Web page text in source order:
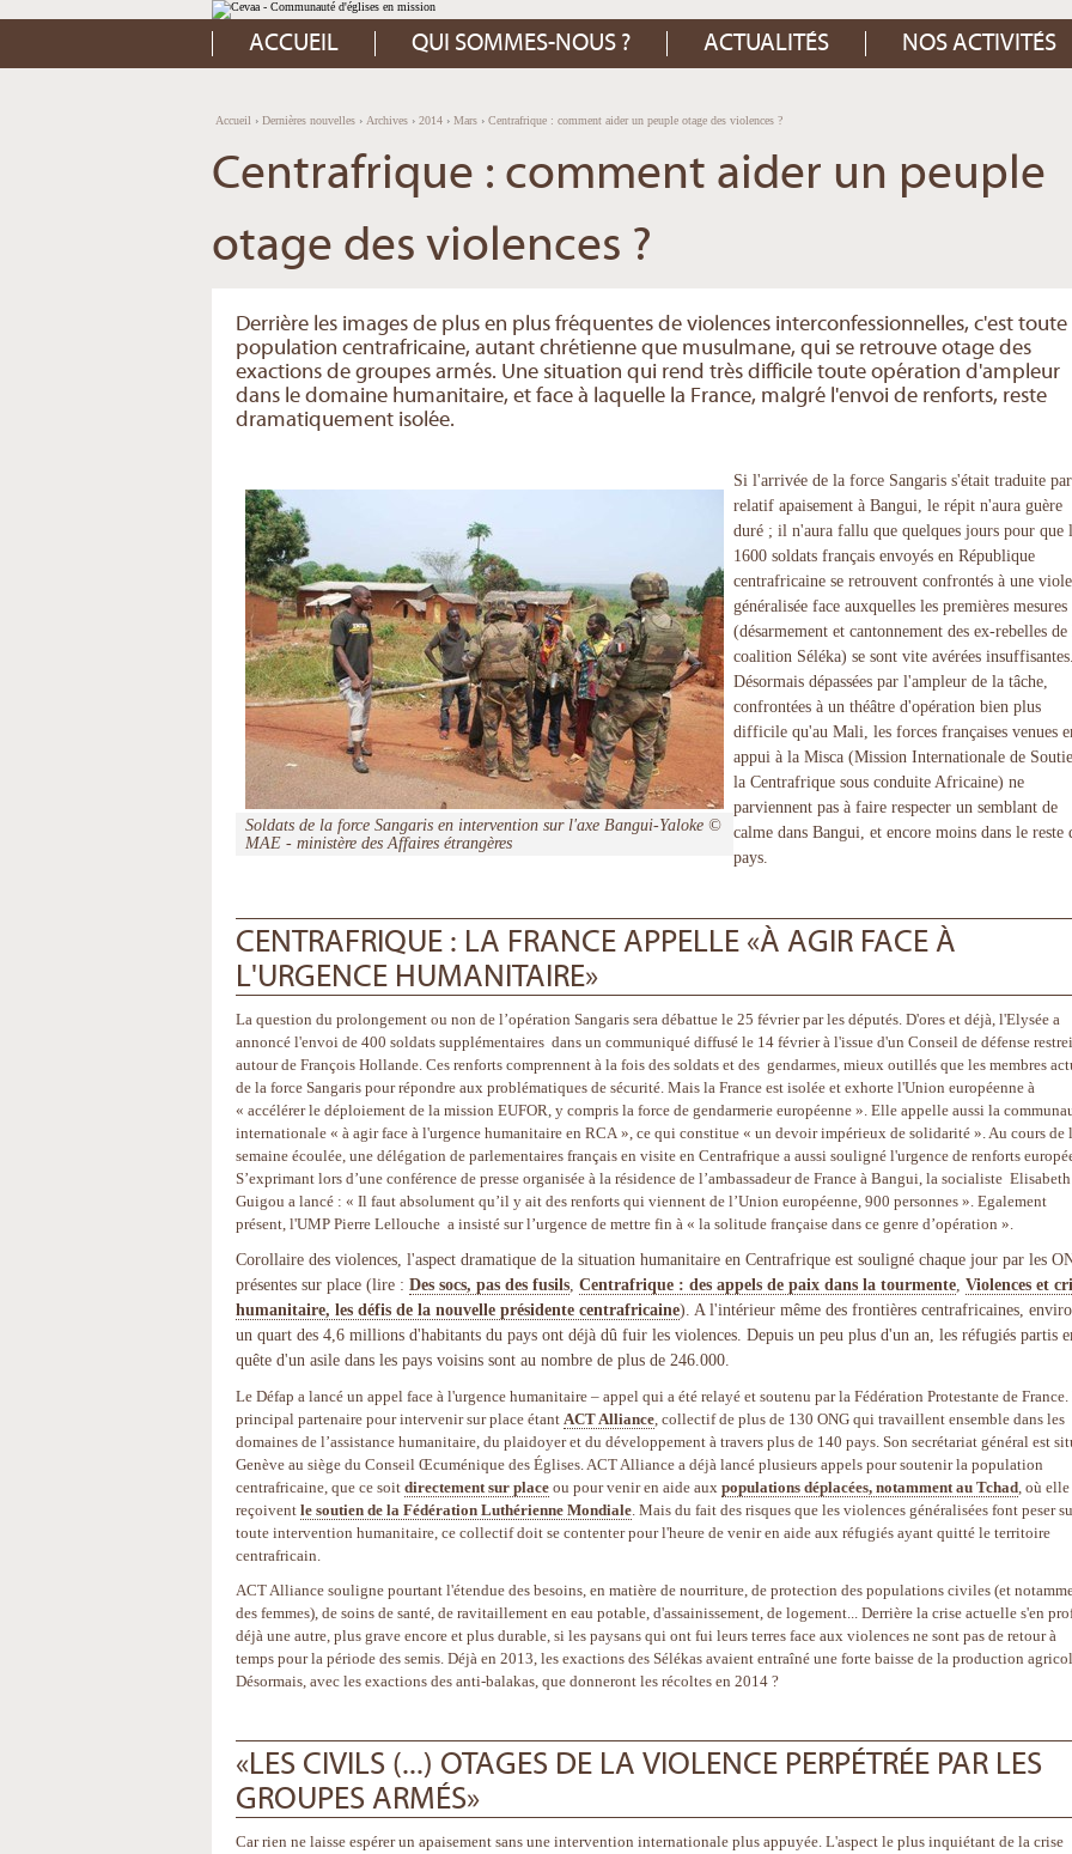
Aller
au
contenu.
Aller
à
Outils
personnels
ACCUEIL QUI SOMMES-NOUS ? ACTUALITÉS NOS ACTIVITÉS
Accueil › Dernières nouvelles › Archives › 2014 › Mars › Centrafrique : comment aider un peuple otage des violences ?
Centrafrique : comment aider un peuple
otage des violences ?
Derrière les images de plus en plus fréquentes de violences interconfessionnelles, c'est toute
population centrafricaine, autant chrétienne que musulmane, qui se retrouve otage des
exactions de groupes armés. Une situation qui rend très difficile toute opération d'ampleur
dans le domaine humanitaire, et face à laquelle la France, malgré l'envoi de renforts, reste
dramatiquement isolée.
Soldats de la force Sangaris en intervention sur l'axe Bangui-Yaloke ©
MAE - ministère des Affaires étrangères
Si l'arrivée de la force Sangaris s'était traduite
relatif apaisement à Bangui, le répit n'aura guère
duré ; il n'aura fallu que quelques jours pour que
1600 soldats français envoyés en République
centrafricaine se retrouvent confrontés à une
généralisée face auxquelles les premières mesures
(désarmement et cantonnement des ex-rebelles de
coalition Séléka) se sont vite avérées insuffisantes.
Désormais dépassées par l'ampleur de la tâche,
confrontées à un théâtre d'opération bien plus
difficile qu'au Mali, les forces françaises venues
appui à la Misca (Mission Internationale de
la Centrafrique sous conduite Africaine) ne
parviennent pas à faire respecter un semblant de
calme dans Bangui, et encore moins dans le reste
pays.
CENTRAFRIQUE : LA FRANCE APPELLE «À AGIR FACE À
L'URGENCE HUMANITAIRE»
La question du prolongement ou non de l’opération Sangaris sera débattue le 25 février par les députés. D'ores et déjà, l'Elysée a
annoncé l'envoi de 400 soldats supplémentaires dans un communiqué diffusé le 14 février à l'issue d'un Conseil de défense
autour de François Hollande. Ces renforts comprennent à la fois des soldats et des gendarmes, mieux outillés que les membres
de la force Sangaris pour répondre aux problématiques de sécurité. Mais la France est isolée et exhorte l'Union européenne à
« accélérer le déploiement de la mission EUFOR, y compris la force de gendarmerie européenne ». Elle appelle aussi la
internationale « à agir face à l'urgence humanitaire en RCA », ce qui constitue « un devoir impérieux de solidarité ». Au cours de
semaine écoulée, une délégation de parlementaires français en visite en Centrafrique a aussi souligné l'urgence de renforts
S’exprimant lors d’une conférence de presse organisée à la résidence de l’ambassadeur de France à Bangui, la socialiste Elisabeth
Guigou a lancé : « Il faut absolument qu’il y ait des renforts qui viennent de l’Union européenne, 900 personnes ». Egalement
présent, l'UMP Pierre Lellouche a insisté sur l’urgence de mettre fin à « la solitude française dans ce genre d’opération ».
Corollaire des violences, l'aspect dramatique de la situation humanitaire en Centrafrique est souligné chaque jour par les
présentes sur place (lire : Des socs, pas des fusils Centrafrique : des appels de paix dans la tourmente Violences et
humanitaire, les défis de la nouvelle présidente centrafricaine). A l'intérieur même des frontières centrafricaines,
un quart des 4,6 millions d'habitants du pays ont déjà dû fuir les violences. Depuis un peu plus d'un an, les réfugiés partis
quête d'un asile dans les pays voisins sont au nombre de plus de 246.000.
Le Défap a lancé un appel face à l'urgence humanitaire – appel qui a été relayé et soutenu par la Fédération Protestante de France.
principal partenaire pour intervenir sur place étant ACT Alliance, collectif de plus de 130 ONG qui travaillent ensemble dans les
domaines de l’assistance humanitaire, du plaidoyer et du développement à travers plus de 140 pays. Son secrétariat général est
Genève au siège du Conseil Œcuménique des Églises. ACT Alliance a déjà lancé plusieurs appels pour soutenir la population
centrafricaine, que ce soit directement sur place ou pour venir en aide aux populations déplacées, notamment au Tchad, où elle
reçoivent le soutien de la Fédération Luthérienne Mondiale. Mais du fait des risques que les violences généralisées font peser
toute intervention humanitaire, ce collectif doit se contenter pour l'heure de venir en aide aux réfugiés ayant quitté le territoire
centrafricain.
ACT Alliance souligne pourtant l'étendue des besoins, en matière de nourriture, de protection des populations civiles (et
des femmes), de soins de santé, de ravitaillement en eau potable, d'assainissement, de logement... Derrière la crise actuelle s'en
déjà une autre, plus grave encore et plus durable, si les paysans qui ont fui leurs terres face aux violences ne sont pas de retour à
temps pour la période des semis. Déjà en 2013, les exactions des Sélékas avaient entraîné une forte baisse de la production
Désormais, avec les exactions des anti-balakas, que donneront les récoltes en 2014 ?
«LES CIVILS (...) OTAGES DE LA VIOLENCE PERPÉTRÉE PAR LES
GROUPES ARMÉS»
Car rien ne laisse espérer un apaisement sans une intervention internationale plus appuyée. L'aspect le plus inquiétant de la crise